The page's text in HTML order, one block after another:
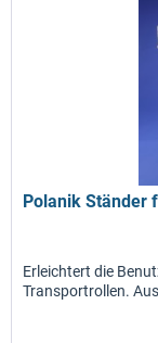
Polanik Ständer
Erleichtert die
Transportrollen.